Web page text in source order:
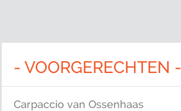
- VOORGERECHTEN -
Carpaccio van Ossenhaas